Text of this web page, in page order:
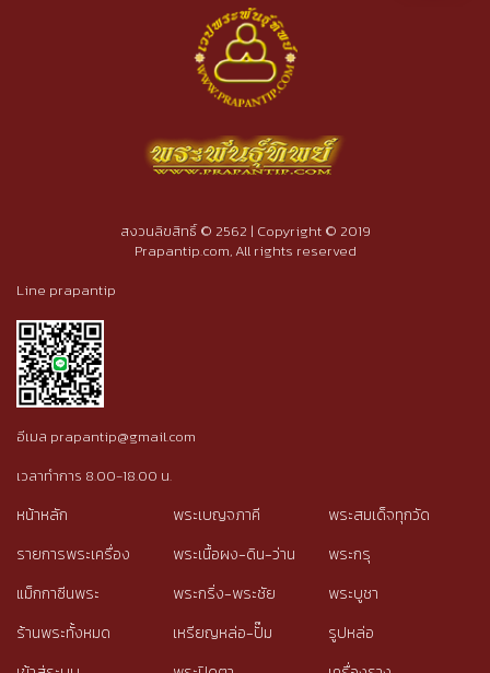
สงวนลิขสิทธิ์ © 2562 | Copyright © 2019
Prapantip.com, All rights reserved
Line prapantip
อีเมล prapantip@gmail.com
เวลาทำการ 8.00-18.00 น.
หน้าหลัก
รายการพระเครื่อง
แม็กกาซีนพระ
ร้านพระทั้งหมด
พระเบญจภาคี
พระเนื้อผง-ดิน-ว่าน
พระกริ่ง-พระชัย
เหรียญหล่อ-ปั๊ม
พระสมเด็จทุกวัด
พระกรุ
พระบูชา
รูปหล่อ